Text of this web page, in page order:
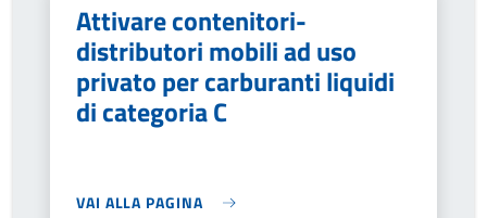
Attivare contenitori-
distributori mobili ad uso
privato per carburanti liquidi
di categoria C
VAI ALLA PAGINA